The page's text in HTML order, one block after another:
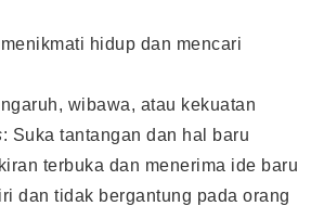
hidup dan mencari
wibawa, atau kekuatan
: Suka tantangan dan hal baru
terbuka dan menerima ide baru
dan tidak bergantung pada orang